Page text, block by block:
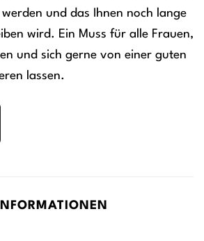
und das Ihnen noch lange
wird. Ein Muss für alle Frauen,
und sich gerne von einer guten
lassen.